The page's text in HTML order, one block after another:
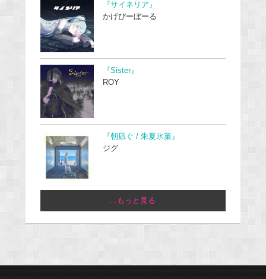
『サイネリア』
かげぴーぼーる
『Sister』
ROY
『朝凪ぐ / 朱夏氷菓』
ジグ
...もっと見る